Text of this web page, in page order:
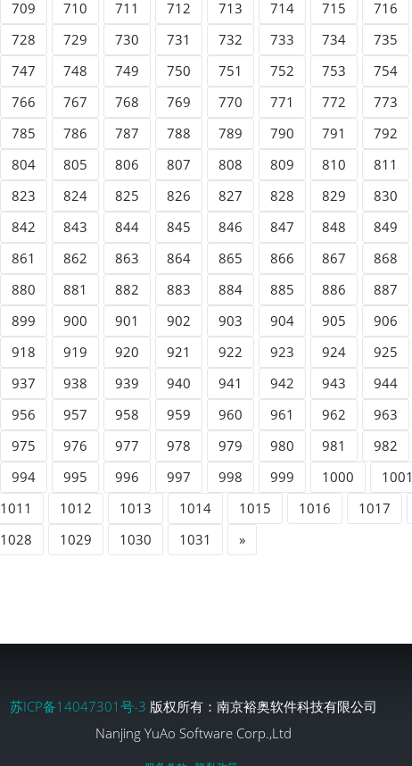
709 710 711 712 713 714 715 716
728 729 730 731 732 733 734 735
747 748 749 750 751 752 753 754
766 767 768 769 770 771 772 773
785 786 787 788 789 790 791 792
804 805 806 807 808 809 810 811
823 824 825 826 827 828 829 830
842 843 844 845 846 847 848 849
861 862 863 864 865 866 867 868
880 881 882 883 884 885 886 887
899 900 901 902 903 904 905 906
918 919 920 921 922 923 924 925
937 938 939 940 941 942 943 944
956 957 958 959 960 961 962 963
975 976 977 978 979 980 981 982
994 995 996 997 998 999 1000 1001
1011 1012 1013 1014 1015 1016 1017
1028 1029 1030 1031 »
苏ICP备14047301号-3 版权所有：南京裕奥软件科技有限公司
Nanjing YuAo Software Corp.,Ltd